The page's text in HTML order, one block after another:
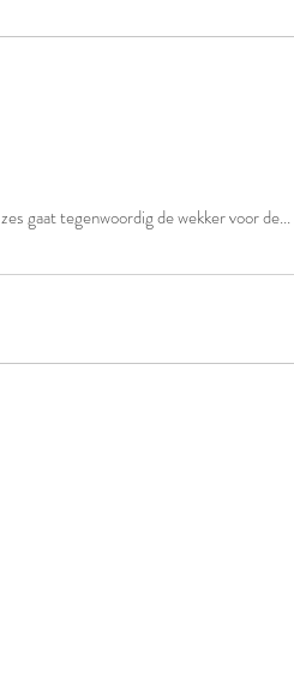
gaat tegenwoordig de wekker voor de...